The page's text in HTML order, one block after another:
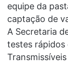
equipe da
captação de
A Secretaria
testes rápidos